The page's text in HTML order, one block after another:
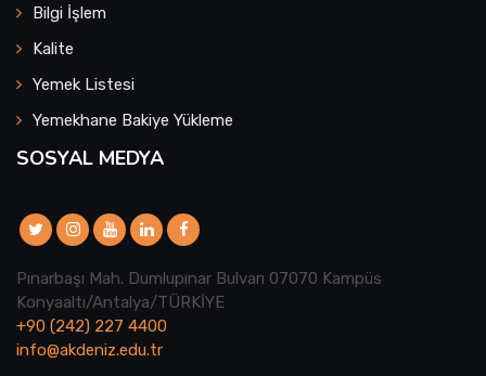
Bilgi İşlem
Kalite
Yemek Listesi
Yemekhane Bakiye Yükleme
SOSYAL MEDYA
Pınarbaşı Mah. Dumlupınar Bulvarı 07070 Kampüs
Konyaaltı/Antalya/TÜRKİYE
+90 (242) 227 4400
info@akdeniz.edu.tr